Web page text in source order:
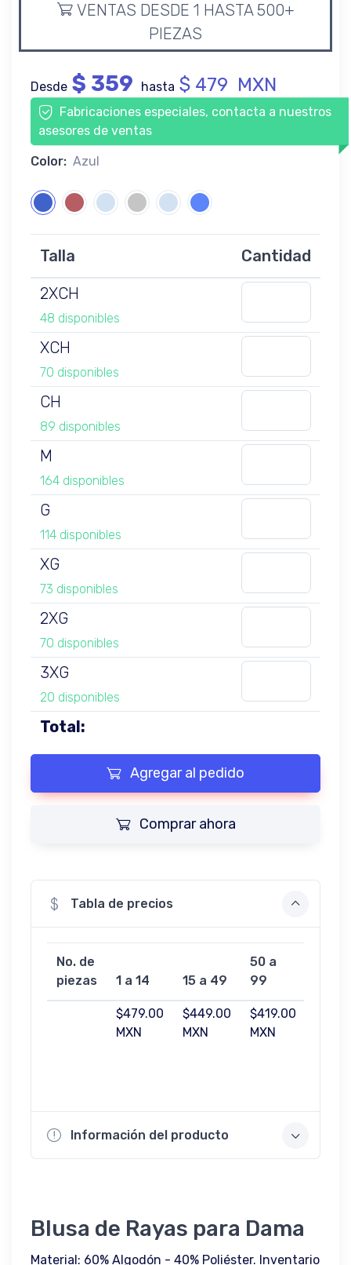
VENTAS DESDE 1 HASTA 500+
PIEZAS
Desde $ 359 hasta $ 479 MXN
Fabricaciones especiales, contacta a nuestros
asesores de ventas
Color: Azul
Talla
Cantidad
2XCH
48 disponibles
XCH
70 disponibles
CH
89 disponibles
M
164 disponibles
G
114 disponibles
XG
73 disponibles
2XG
70 disponibles
3XG
20 disponibles
Total:
Agregar al pedido
Comprar ahora
Tabla de precios
No. de
piezas
1 a 14 15 a 49
50 a
99
$479.00
MXN
$449.00
MXN
$419.00
MXN
Información del producto
Blusa de Rayas para Dama
Material: 60% Algodón - 40% Poliéster. Inventario